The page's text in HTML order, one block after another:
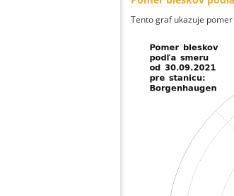
Tento graf ukazuje